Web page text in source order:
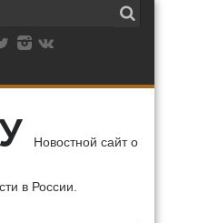
Новостной сайт о
в России.